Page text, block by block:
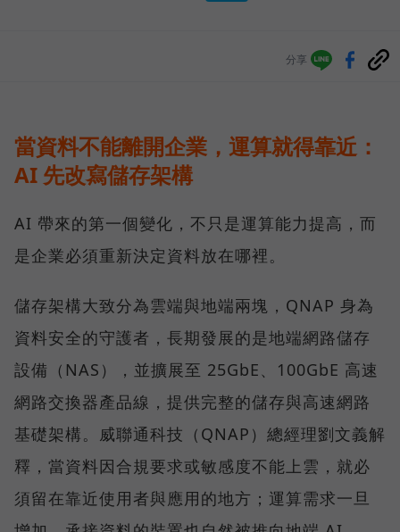
分享
當資料不能離開企業，運算就得靠近：
AI 先改寫儲存架構
AI 帶來的第一個變化，不只是運算能力提高，而
是企業必須重新決定資料放在哪裡。
儲存架構大致分為雲端與地端兩塊，QNAP 身為
資料安全的守護者，長期發展的是地端網路儲存
設備（NAS），並擴展至 25GbE、100GbE 高速
網路交換器產品線，提供完整的儲存與高速網路
基礎架構。威聯通科技（QNAP）總經理劉文義解
釋，當資料因合規要求或敏感度不能上雲，就必
須留在靠近使用者與應用的地方；運算需求一旦